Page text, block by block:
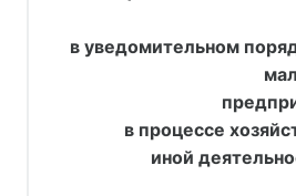
в уведомительном
в процессе
иной